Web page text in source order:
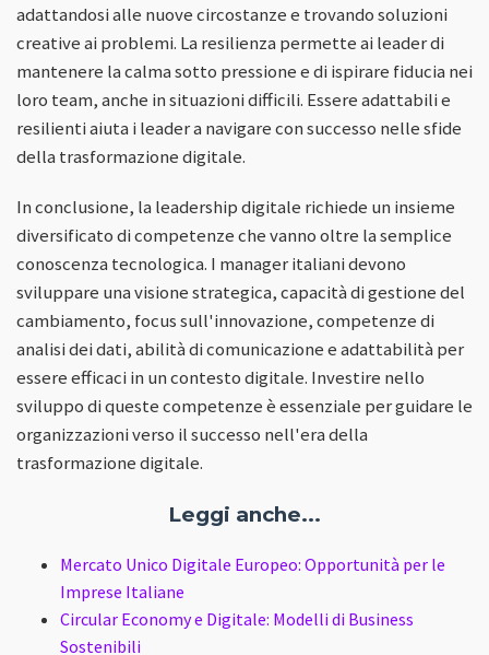
adattandosi alle nuove circostanze e trovando soluzioni
creative ai problemi. La resilienza permette ai leader di
mantenere la calma sotto pressione e di ispirare fiducia nei
loro team, anche in situazioni difficili. Essere adattabili e
resilienti aiuta i leader a navigare con successo nelle sfide
della trasformazione digitale.
In conclusione, la leadership digitale richiede un insieme
diversificato di competenze che vanno oltre la semplice
conoscenza tecnologica. I manager italiani devono
sviluppare una visione strategica, capacità di gestione del
cambiamento, focus sull'innovazione, competenze di
analisi dei dati, abilità di comunicazione e adattabilità per
essere efficaci in un contesto digitale. Investire nello
sviluppo di queste competenze è essenziale per guidare le
organizzazioni verso il successo nell'era della
trasformazione digitale.
Leggi anche...
Mercato Unico Digitale Europeo: Opportunità per le
Imprese Italiane
Circular Economy e Digitale: Modelli di Business
Sostenibili